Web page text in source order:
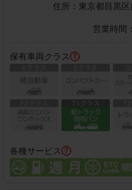
住所： 東京都目黒
営業時間：
保有車両クラス
各種サービス